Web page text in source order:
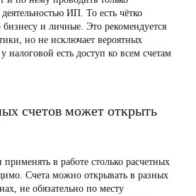
ИП. То есть чётко
бизнесу и личные. Это рекомендуется
но не исключает вероятных
налоговой есть доступ ко всем счетам
счетов может открыть
в работе столько расчетных
Счета можно открывать в разных
не обязательно по месту